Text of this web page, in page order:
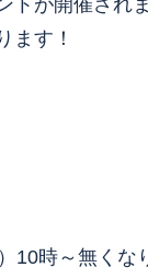
ます！
10時～無くな